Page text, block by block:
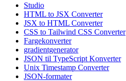
Studio
HTML to JSX Converter
JSX to HTML Converter
CSS to Tailwind CSS Converter
Fargekonverter
gradientgenerator
JSON til TypeScript Konverter
Unix Timestamp Converter
JSON-formater